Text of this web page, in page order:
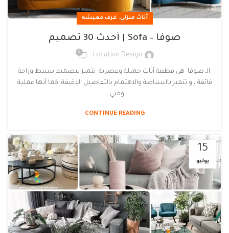
أثاث منزلي, غرف معيشه
صوفا – Sofa | أحدث 30 تصميم
Location Design
0
الـ صوفا هي قطعة أثاث جميلة وعصرية تتميز بتصميم بسيط وراحة
فائقة ، و تتميز بالبساطة والاهتمام بالتفاصيل الدقيقة. كما أنها عملية
ومتي...
CONTINUE READING
15
يوليو